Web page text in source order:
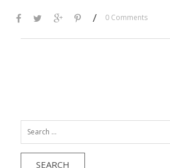
/ 0 Comments
for: